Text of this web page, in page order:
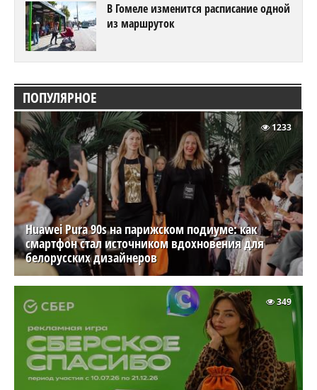
В Гомеле изменится расписание одной
из маршруток
ПОПУЛЯРНОЕ
Huawei Pura 90s на парижском подиуме: как
смартфон стал источником вдохновения для
белорусских дизайнеров
1233
349